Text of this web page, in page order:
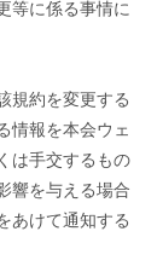
等に係る事情に
規約を変更する
情報を本会ウェ
は手交するもの
響を与える場合
あけて通知する